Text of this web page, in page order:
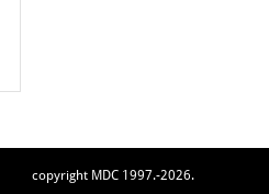
copyright MDC 1997.-2026.